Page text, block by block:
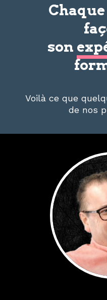
son
Voilà ce que
de nos